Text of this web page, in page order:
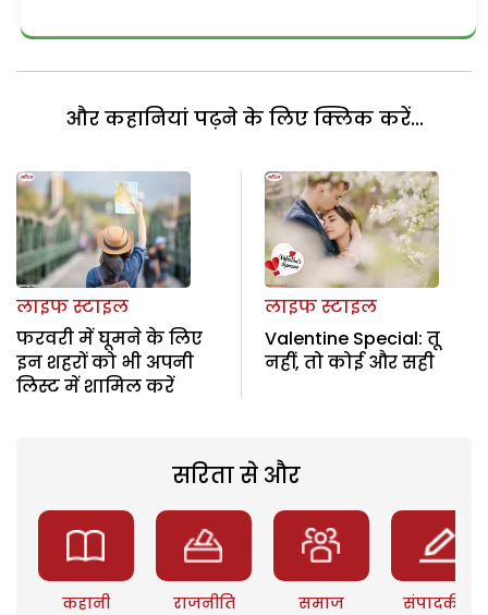
और कहानियां पढ़ने के लिए क्लिक करें...
लाइफ स्टाइल
फरवरी में घूमने के लिए
इन शहरों को भी अपनी
लिस्ट में शामिल करें
लाइफ स्टाइल
Valentine Special: तू
नहीं, तो कोई और सही
सरिता से और
कहानी राजनीति समाज संपादकीय